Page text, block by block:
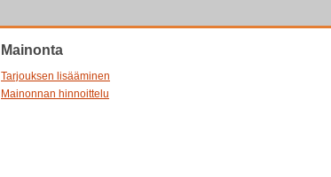
Mainonta
Tarjouksen lisääminen
Mainonnan hinnoittelu